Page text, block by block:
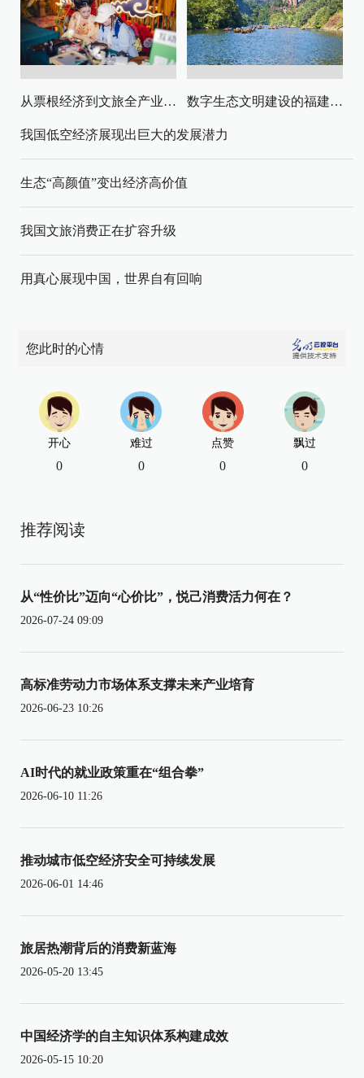
从票根经济到文旅全产业链升级 数字生态文明建设的福建路径与启示
我国低空经济展现出巨大的发展潜力
生态“高颜值”变出经济高价值
我国文旅消费正在扩容升级
用真心展现中国，世界自有回响
您此时的心情
开心
0
难过
0
点赞
0
飘过
0
推荐阅读
从“性价比”迈向“心价比”，悦己消费活力何在？
2026-07-24 09:09
高标准劳动力市场体系支撑未来产业培育
2026-06-23 10:26
AI时代的就业政策重在“组合拳”
2026-06-10 11:26
推动城市低空经济安全可持续发展
2026-06-01 14:46
旅居热潮背后的消费新蓝海
2026-05-20 13:45
中国经济学的自主知识体系构建成效
2026-05-15 10:20